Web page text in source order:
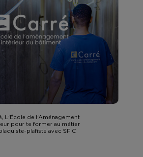
L’École de l’Aménagement
pour te former au métier
plafiste avec SFIC